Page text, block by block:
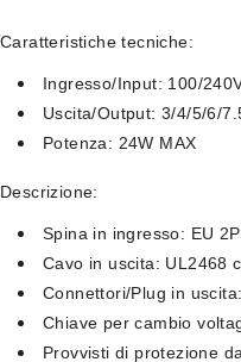
Caratteristiche tecniche:
Ingresso/Input: 100/
Uscita/Output: 3/4/5/6/
Potenza: 24W MAX
Descrizione:
Spina in ingresso: EU
Cavo in uscita: UL2468
Connettori/Plug in
Chiave per cambio
Provvisti di protezione